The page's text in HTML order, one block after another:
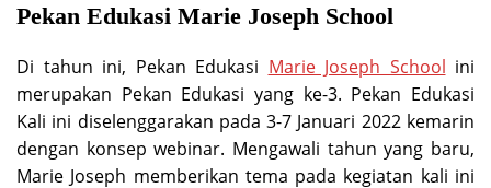
Pekan Edukasi Marie Joseph School
Di tahun ini, Pekan Edukasi Marie Joseph School ini
merupakan Pekan Edukasi yang ke-3. Pekan Edukasi
Kali ini diselenggarakan pada 3-7 Januari 2022 kemarin
dengan konsep webinar. Mengawali tahun yang baru,
Marie Joseph memberikan tema pada kegiatan kali ini